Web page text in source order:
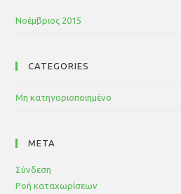
Νοέμβριος 2015
CATEGORIES
Μη κατηγοριοποιημένο
META
Σύνδεση
Ροή καταχωρίσεων